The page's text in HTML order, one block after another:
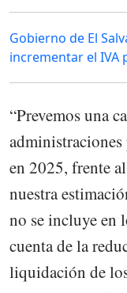
Gobierno de El
incrementar el IVA
“Prevemos una
en 2025, frente
nuestra
no se incluye en
cuenta de la
liquidación de